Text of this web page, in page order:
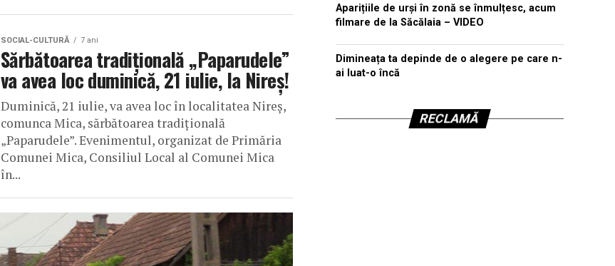
SOCIAL-CULTURĂ 7 ani
Sărbătoarea tradițională „Paparudele”
va avea loc duminică, 21 iulie, la Nireș!
Duminică, 21 iulie, va avea loc în localitatea Nireș,
comunca Mica, sărbătoarea tradițională
„Paparudele”. Evenimentul, organizat de Primăria
Comunei Mica, Consiliul Local al Comunei Mica
în...
Aparițiile de urși în zonă se înmulțesc, acum
filmare de la Săcălaia – VIDEO
Dimineața ta depinde de o alegere pe care n-
ai luat-o încă
RECLAMĂ